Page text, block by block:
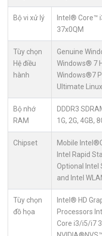
Bộ vi xử lý
Intel® Core™
37x0QM
Tùy chọn
Hệ điều
hành
Genuine
Windows® 7
Windows®7
Ultimate
Bộ nhớ
RAM
DDDR3
1G, 2G, 4GB,
Chipset
Mobile
Intel Rapid
Optional Intel
and Intel
Tùy chọn
đồ họa
Intel® HD
Processors
Core i3/i5/i7